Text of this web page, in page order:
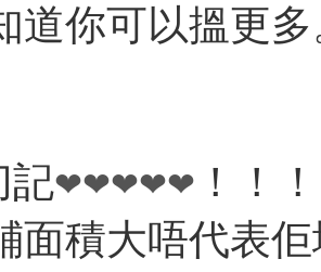
道你可以搵更
記❤❤❤❤❤ ！！
面積大唔代表